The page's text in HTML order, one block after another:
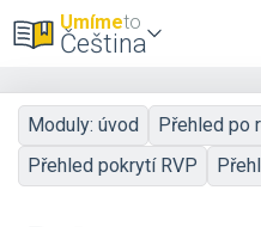
Umímeto
Čeština
Moduly: úvod Přehled po
Přehled pokrytí RVP